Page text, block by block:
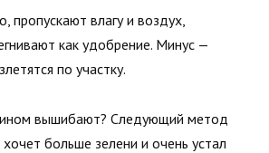
пропускают влагу и воздух,
как удобрение. Минус —
по участку.
вышибают? Следующий метод
больше зелени и очень устал